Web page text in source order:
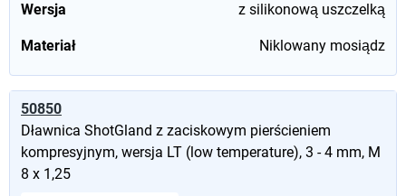
Wersja z silikonową uszczelką
Materiał Niklowany mosiądz
50850
Dławnica ShotGland z zaciskowym pierścieniem
kompresyjnym, wersja LT (low temperature), 3 - 4 mm, M
8 x 1,25